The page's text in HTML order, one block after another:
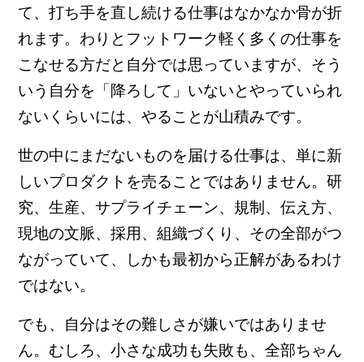
て、打ち手を直し続ける仕事はなかなか骨が折
れます。わりとフットワーク軽く多くの仕事を
こなせる方だと自分では思っていますが、そう
いう自分を「降ろして」いないとやっていられ
ないくらいには、やることが山積みです。
世の中にまだないものを届ける仕事は、単に新
しいプロダクトを売ることではありません。研
究、生産、サプライチェーン、規制、伝え方、
現地の文脈、採用、組織づくり、その全部がつ
ながっていて、しかも最初から正解があるわけ
ではない。
でも、自分はその難しさが嫌いではありませ
ん。むしろ、小さな成功も失敗も、全部ちゃん